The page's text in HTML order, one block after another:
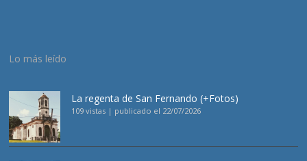
Lo más leído
La regenta de San Fernando (+Fotos)
109 vistas | publicado el 22/07/2026